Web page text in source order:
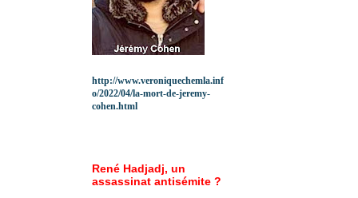
http://www.veroniquechemla.inf
o/2022/04/la-mort-de-jeremy-
cohen.html
René Hadjadj, un
assassinat antisémite ?